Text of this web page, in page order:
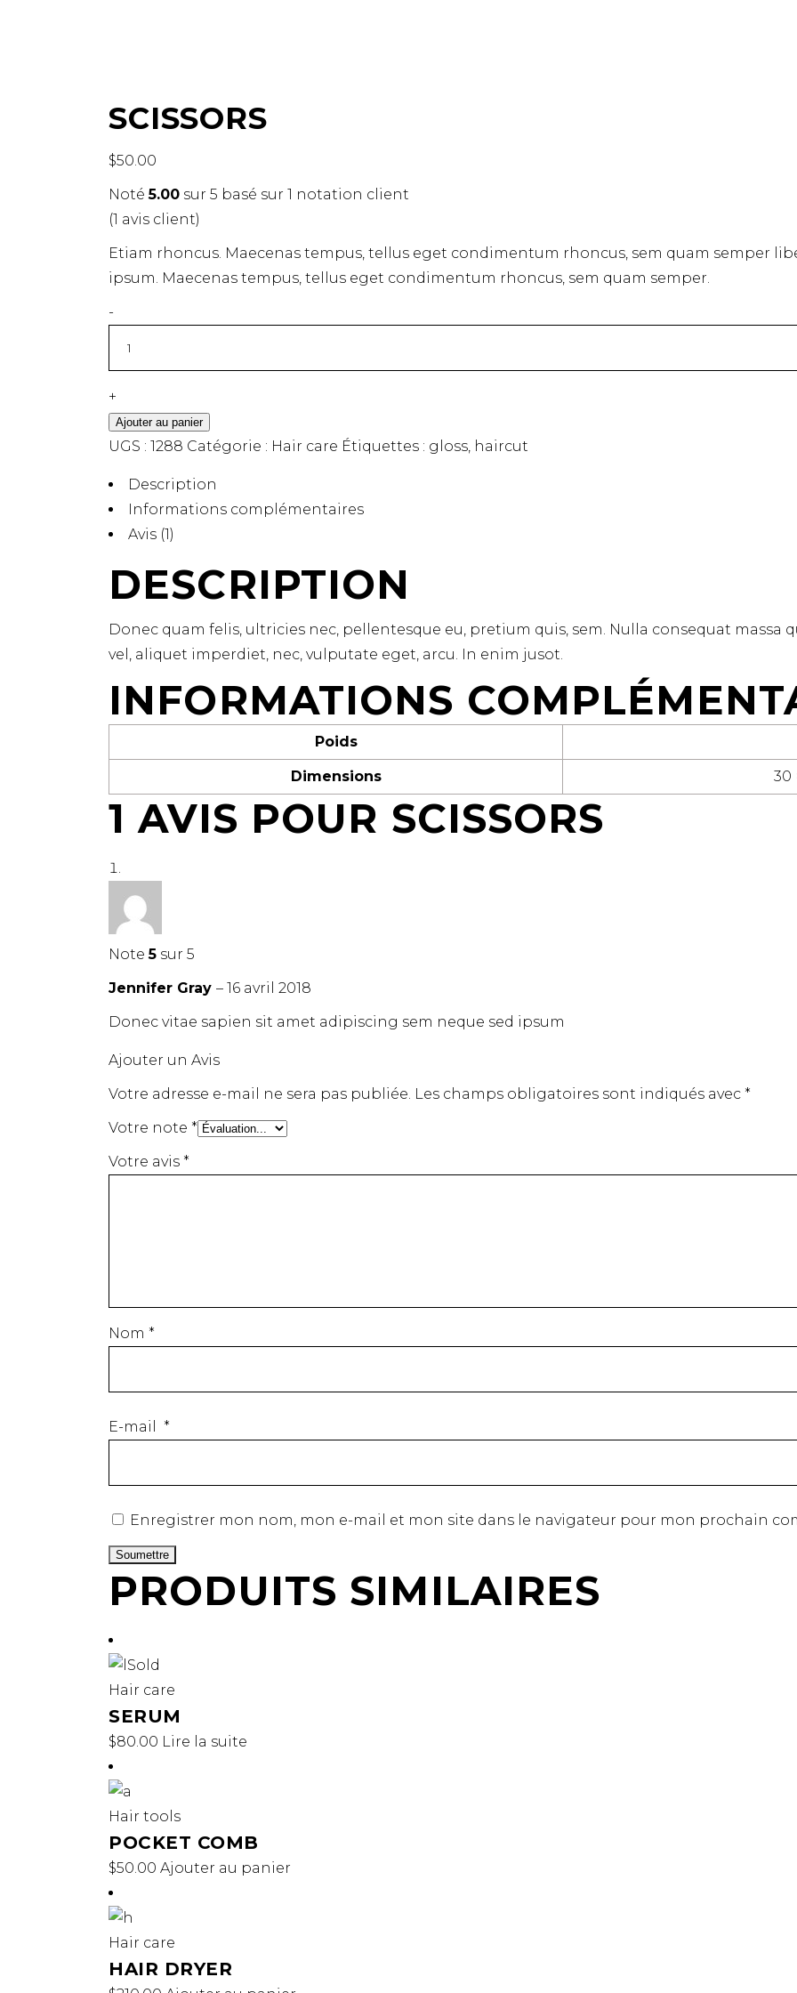
SCISSORS
$50.00
Noté5.00 sur 5 basé sur 1 notation client
(1 avis client)
Etiam rhoncus. Maecenas tempus, tellus eget condimentum rhoncus, sem quam semper
ipsum. Maecenas tempus, tellus eget condimentum rhoncus, sem quam semper.
Quantity
-
+
Ajouter au panier
UGS : 1288 Catégorie : Hair care Étiquettes : gloss, haircut
Description
Informations complémentaires
Avis (1)
DESCRIPTION
Donec quam felis, ultricies nec, pellentesque eu, pretium quis, sem. Nulla consequat massa
vel, aliquet imperdiet, nec, vulputate eget, arcu. In enim jusot.
INFORMATIONS
Poids
Dimensions 30
1 AVIS POUR SCISSORS
Note5 sur 5
Jennifer Gray – 16 avril 2018
Donec vitae sapien sit amet adipiscing sem neque sed ipsum
Ajouter un Avis
Votre adresse e-mail ne sera pas publiée. Les champs obligatoires sont indiqués avec *
Votre note *
Votre avis *
Nom *
E-mail *
Enregistrer mon nom, mon e-mail et mon site dans le navigateur pour mon prochain
PRODUITS SIMILAIRES
Sold
Hair care
SERUM
$80.00 Lire la suite
Hair tools
POCKET COMB
$50.00 Ajouter au panier
Hair care
HAIR DRYER